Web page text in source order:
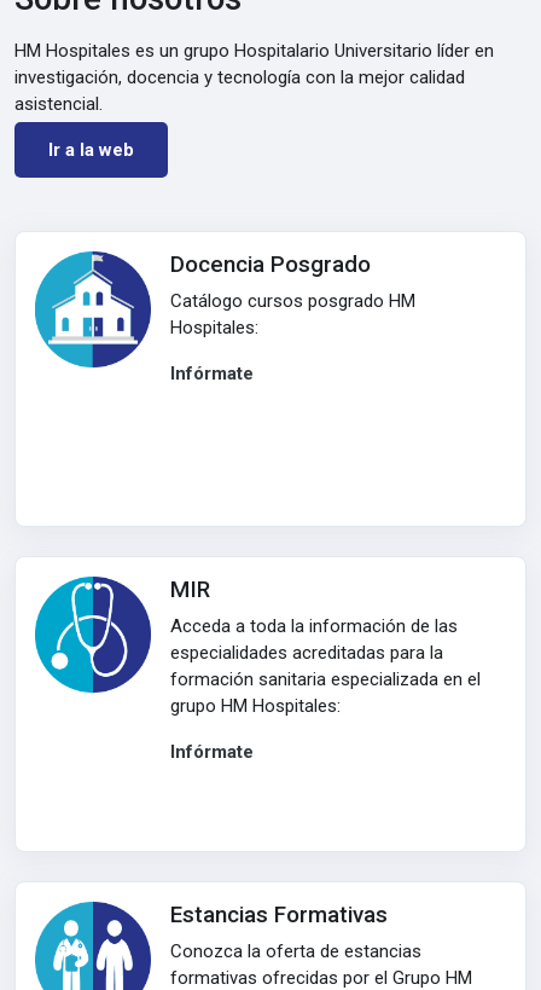
HM Hospitales es un grupo Hospitalario Universitario líder en
investigación, docencia y tecnología con la mejor calidad
asistencial.
Ir a la web
Docencia Posgrado
Catálogo cursos posgrado HM
Hospitales:
Infórmate
MIR
Acceda a toda la información de las
especialidades acreditadas para la
formación sanitaria especializada en el
grupo HM Hospitales:
Infórmate
Estancias Formativas
Conozca la oferta de estancias
formativas ofrecidas por el Grupo HM